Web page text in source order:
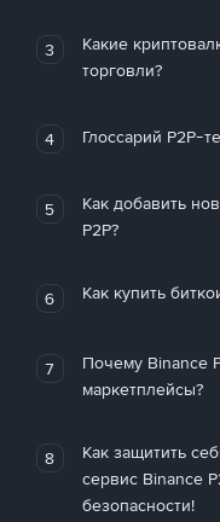
3
Какие
торговли?
4 Глоссарий P2P-
5
Как добавить
P2P?
6 Как купить
7
Почему Binance
маркетплейсы?
8
Как защитить
сервис Binance
безопасности!